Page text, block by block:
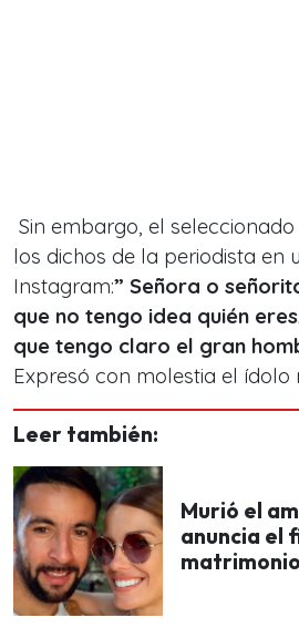
Sin embargo, el
los dichos de la periodista en
Instagram:” Señora o
que no tengo idea quién
que tengo claro el gran
Expresó con molestia el ídolo
Leer también:
Murió el
anuncia el